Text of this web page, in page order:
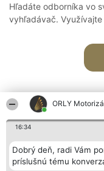
ORLY
16:34
Dobrý deň, radi Vám
príslušnú tému
Hľadáte odborníka vo
vyhľadávač.
Organizátor hodnotenia
Bright Side Solutions sp. z o.
o. sp. k.